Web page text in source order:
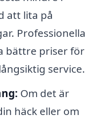
att lita på
Professionella
bättre priser för
service.
Om det är
häck eller om